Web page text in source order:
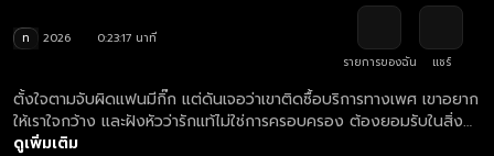
ท 2026
0:23:17 นาที
รายการของฉัน
แชร์
ตั้งใจตามจับผิดแฟนมีกิ๊ก แต่ดันเจอว่าเขาติดซื้อบริการทางเพศ เขาอยาก
ให้เราใจกว้าง และฝังหัวว่ารักแท้ไม่ใช่การครอบครอง ต้องยอมรับในสิ่งที่
เขาเป็น และปล่อยให้เขานอกใจ
ดูเพิ่มเติม